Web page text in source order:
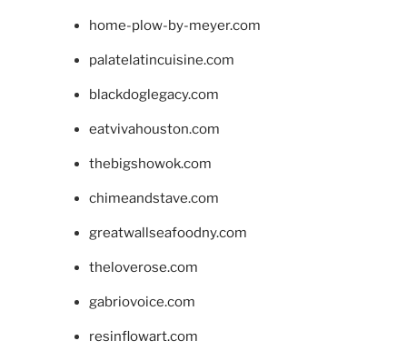
home-plow-by-meyer.com
palatelatincuisine.com
blackdoglegacy.com
eatvivahouston.com
thebigshowok.com
chimeandstave.com
greatwallseafoodny.com
theloverose.com
gabriovoice.com
resinflowart.com